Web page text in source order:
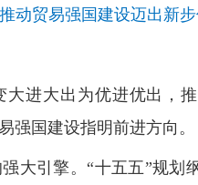
动贸易强国建设迈出新
进大出为优进优出，
国建设指明前进方向。
大引擎。“十五五”规划